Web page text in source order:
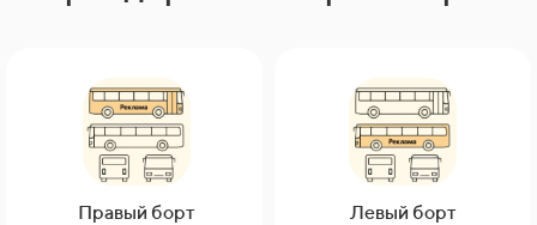
Правый борт
Левый борт